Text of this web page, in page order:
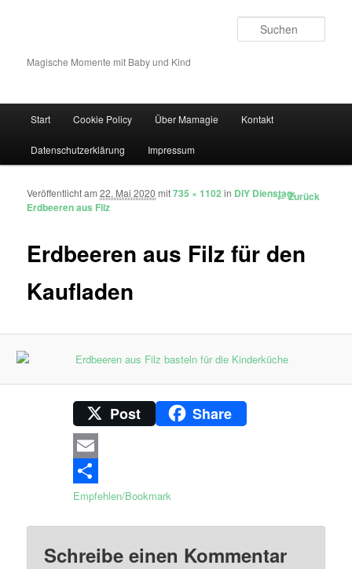
Magische Momente mit Baby und Kind
Zum Inhalt wechseln
Zum sekundären Inhalt wechseln
Start Cookie Policy Über Mamagie Kontakt
Datenschutzerklärung Impressum
Bilder-Navigation ← Zurück
Erdbeeren aus Filz für den
Kaufladen
Veröffentlicht am22. Mai 2020 mit735 × 1102 in DIY Dienstag:
Erdbeeren aus Filz
Post Share
Email
Empfehlen/Bookmark
Schreibe einen Kommentar